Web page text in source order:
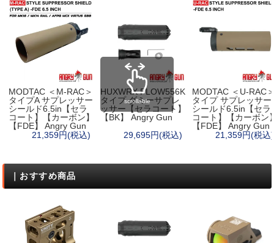
MODTAC ＜M-RAC＞
タイプA サプレッサー
シールド6.5in【セラ
コート】【カーボン】
【FDE】 Angry Gun
21,359円(税込)
HUXWRX FLOW556K
タイプ ダミーサプレ
ッサー【セラコート】
【BK】 Angry Gun
29,695円(税込)
MODTAC ＜U-RAC
タイプ サプレッサー
シールド6.5in【セラ
コート】【カーボン
【FDE】 Angry Gun
21,359円(税込)
scrollable
｜おすすめ商品